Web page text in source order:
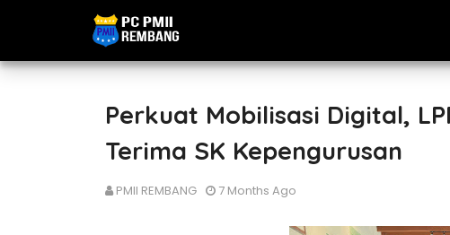
Perkuat Mobilisasi Digital,
Terima SK Kepengurusan
PMII REMBANG 7 Months Ago